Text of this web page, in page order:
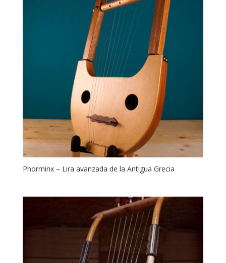
Phorminx – Lira avanzada de la Antigua Grecia